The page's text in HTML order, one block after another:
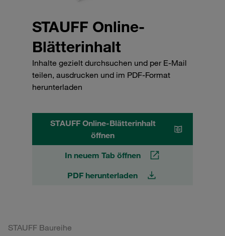
STAUFF Online-
Blätterinhalt
Inhalte gezielt durchsuchen und per E-Mail
teilen, ausdrucken und im PDF-Format
herunterladen
STAUFF Online-Blätterinhalt
öffnen
In neuem Tab öffnen
PDF herunterladen
STAUFF Baureihe